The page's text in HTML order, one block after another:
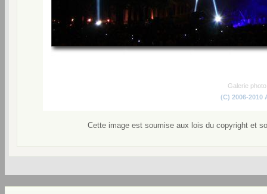
Galerie
(C) 2006-2010
Cette image est soumise aux lois du copyright et